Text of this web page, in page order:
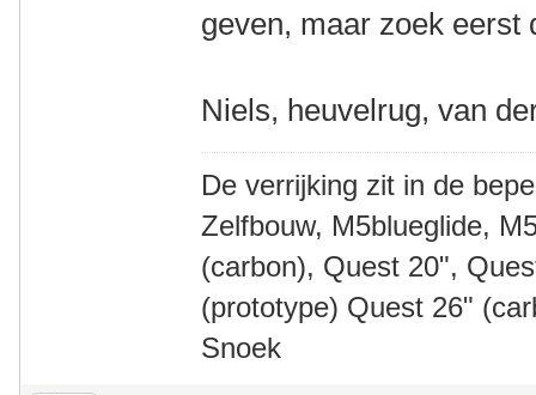
geven, maar zoek eerst
Niels, heuvelrug, van
De verrijking zit in de
Zelfbouw, M5blueglide,
(carbon), Quest 20",
(prototype) Quest 26"
Snoek